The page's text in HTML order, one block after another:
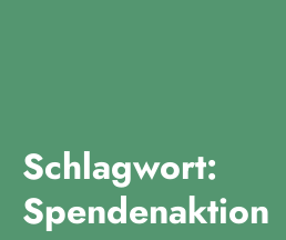
Schlagwort:
Spendenaktion